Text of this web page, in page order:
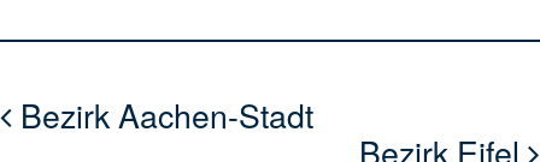
Bezirk Aachen-Stadt
Bezirk Eifel